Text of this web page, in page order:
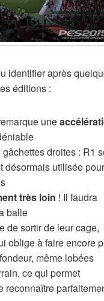
identifier après
éditions :
une
droites : R1
désormais utilisée pour
très loin ! Il faudra
balle
de sortir de leur cage,
oblige à faire encore
même lobées
ce qui permet
reconnaître